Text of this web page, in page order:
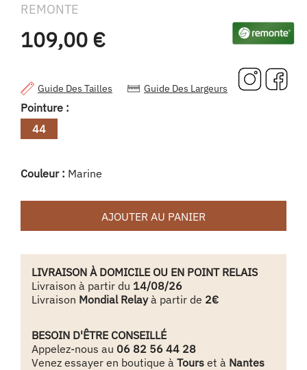
REMONTE
109,00 €
Guide Des Tailles Guide Des Largeurs
Pointure :
44
Couleur : Marine
AJOUTER AU PANIER
LIVRAISON À DOMICILE OU EN POINT RELAIS
Livraison à partir du 14/08/26
Livraison Mondial Relayà partir de 2€
BESOIN D'ÊTRE CONSEILLÉ
Appelez-nous au 06 82 56 44 28
Venez essayer en boutique à Tours et à Nantes